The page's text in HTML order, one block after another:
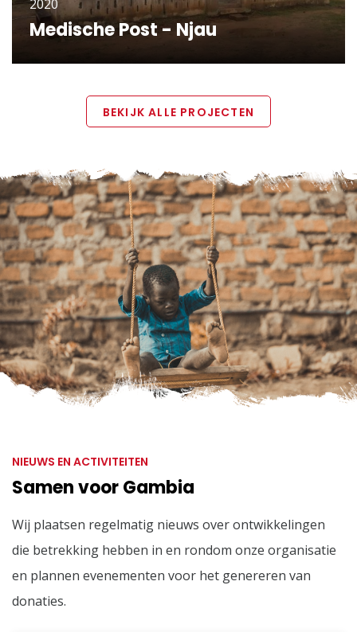
2020
Medische Post - Njau
BEKIJK ALLE PROJECTEN
NIEUWS EN ACTIVITEITEN
Samen voor Gambia
Wij plaatsen regelmatig nieuws over ontwikkelingen
die betrekking hebben in en rondom onze organisatie
en plannen evenementen voor het genereren van
donaties.